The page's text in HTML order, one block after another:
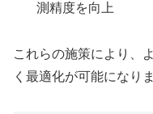
測精度を向上
これらの施策により、
く最適化が可能になりま